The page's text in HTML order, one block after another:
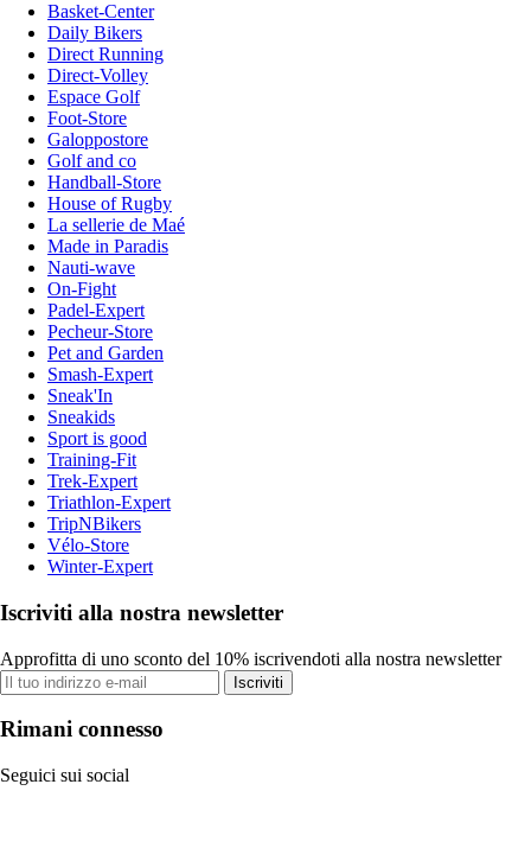
Basket-Center
Daily Bikers
Direct Running
Direct-Volley
Espace Golf
Foot-Store
Galoppostore
Golf and co
Handball-Store
House of Rugby
La sellerie de Maé
Made in Paradis
Nauti-wave
On-Fight
Padel-Expert
Pecheur-Store
Pet and Garden
Smash-Expert
Sneak'In
Sneakids
Sport is good
Training-Fit
Trek-Expert
Triathlon-Expert
TripNBikers
Vélo-Store
Winter-Expert
Iscriviti alla nostra newsletter
Approfitta di uno sconto del 10% iscrivendoti alla nostra newsletter
Iscriviti
Rimani connesso
Seguici sui social